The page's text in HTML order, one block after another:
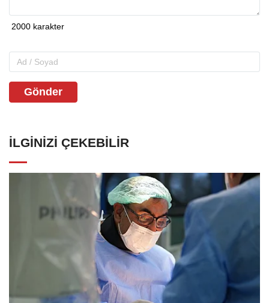
Gönder
İLGINIZI ÇEKEBILIR